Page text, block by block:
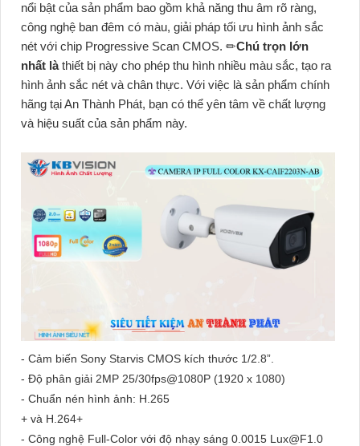
nổi bật của sản phẩm bao gồm khả năng thu âm rõ ràng,
công nghệ ban đêm có màu, giải pháp tối ưu hình ảnh sắc
nét với chip Progressive Scan CMOS. ✏Chú trọn lớn
nhất làthiết bị này cho phép thu hình nhiều màu sắc, tạo ra
hình ảnh sắc nét và chân thực. Với việc là sản phẩm chính
hãng tại An Thành Phát, bạn có thể yên tâm về chất lượng
và hiệu suất của sản phẩm này.
- Cảm biến Sony Starvis CMOS kích thước 1/2.8”.
- Độ phân giải 2MP 25/30fps@1080P (1920 x 1080)
- Chuẩn nén hình ảnh: H.265
+ và H.264+
- Công nghệ Full-Color với độ nhạy sáng 0.0015 Lux@F1.0